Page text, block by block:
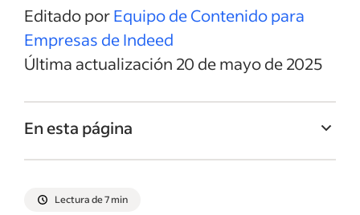
Editado porEquipo de Contenido para
Empresas de Indeed
Última actualización 20 de mayo de 2025
En esta página
Resumen del empleo de Subgerente
Lectura de 7 min